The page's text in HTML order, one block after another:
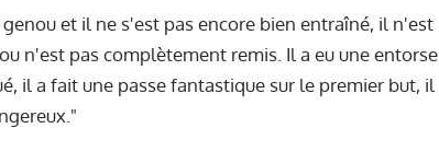
et il ne s'est pas encore bien entraîné, il n'est
n'est pas complètement remis. Il a eu une entorse
il a fait une passe fantastique sur le premier but, il